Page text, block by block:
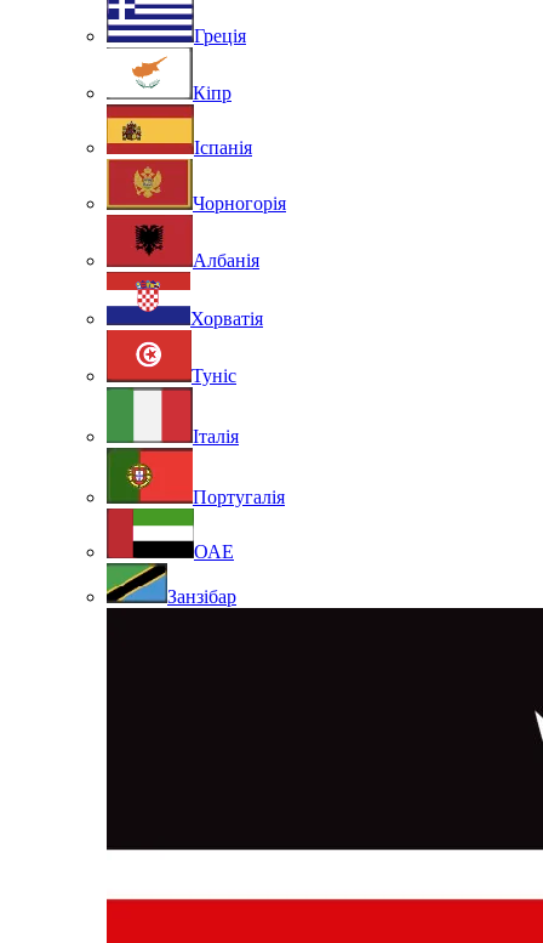
Греція
Кіпр
Іспанія
Чорногорія
Албанія
Хорватія
Туніс
Італія
Португалія
ОАЕ
Занзібар